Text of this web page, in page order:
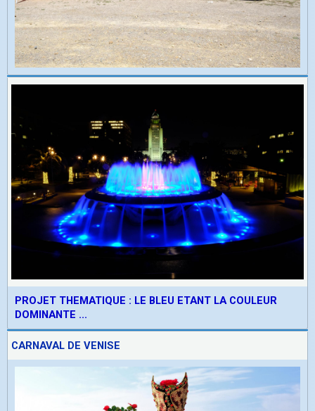
PROJET THEMATIQUE : LE BLEU ETANT LA COULEUR
DOMINANTE ...
CARNAVAL DE VENISE